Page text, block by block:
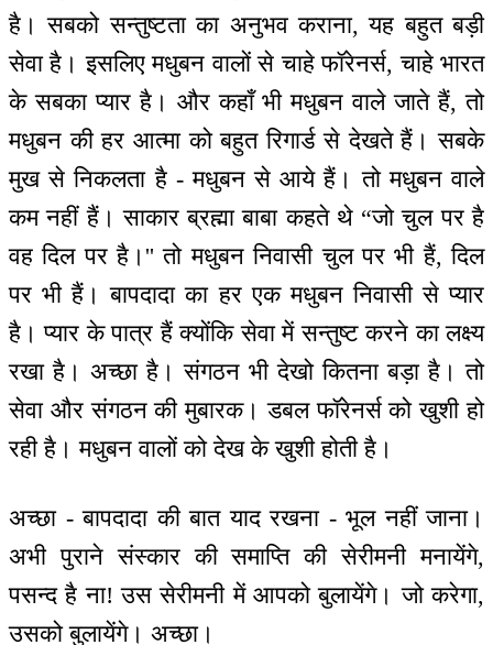
है। सबको सन्तुष्टता का अनुभव कराना, यह बहुत बड़ी
सेवा है। इसलिए मधुबन वालों से चाहे फॉरेनर्स, चाहे भारत
के सबका प्यार है। और कहाँ भी मधुबन वाले जाते हैं, तो
मधुबन की हर आत्मा को बहुत रिगार्ड से देखते हैं। सबके
मुख से निकलता है - मधुबन से आये हैं। तो मधुबन वाले
कम नहीं हैं। साकार ब्रह्मा बाबा कहते थे “जो चुल पर है
वह दिल पर है।'' तो मधुबन निवासी चुल पर भी हैं, दिल
पर भी हैं। बापदादा का हर एक मधुबन निवासी से प्यार
है। प्यार के पात्र हैं क्योंकि सेवा में सन्तुष्ट करने का लक्ष्य
रखा है। अच्छा है। संगठन भी देखो कितना बड़ा है। तो
सेवा और संगठन की मुबारक। डबल फॉरेनर्स को खुशी हो
रही है। मधुबन वालों को देख के खुशी होती है।
अच्छा - बापदादा की बात याद रखना - भूल नहीं जाना।
अभी पुराने संस्कार की समाप्ति की सेरीमनी मनायेंगे,
पसन्द है ना! उस सेरीमनी में आपको बुलायेंगे। जो करेगा,
उसको बुलायेंगे। अच्छा।